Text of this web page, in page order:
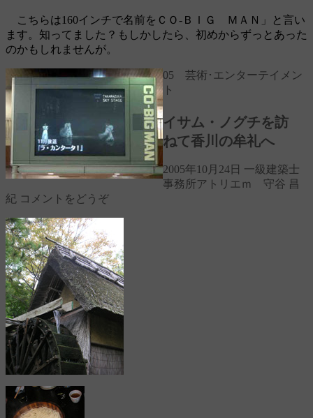
こちらは160インチで名前をＣＯ-ＢＩＧ ＭＡＮ」と言い
ます。知ってました？もしかしたら、初めからずっとあった
のかもしれませんが。
05 芸術･エンターテイメン
ト
イサム・ノグチを訪
ねて香川の牟礼へ
2005年10月24日 一級建築士
事務所アトリエｍ 守谷 昌
紀 コメントをどうぞ